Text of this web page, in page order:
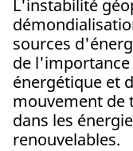
L'instabilité
sources
de l'importance
énergétique et
mouvement de
dans les
renouvelables.